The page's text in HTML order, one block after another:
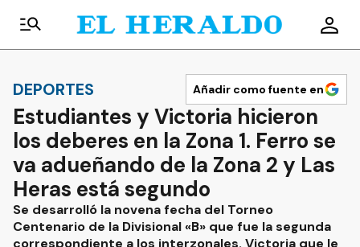
DEPORTES Añadir como fuente en
Estudiantes y Victoria hicieron
los deberes en la Zona 1. Ferro se
va adueñando de la Zona 2 y Las
Heras está segundo
Se desarrolló la novena fecha del Torneo
Centenario de la Divisional «B» que fue la segunda
correspondiente a los interzonales. Victoria que le